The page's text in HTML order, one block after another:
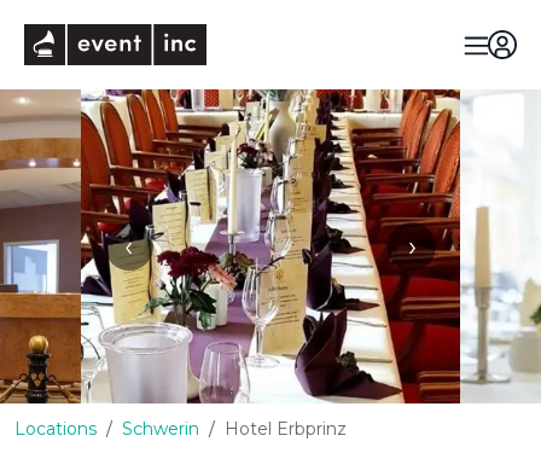
‹ ›
Locations Schwerin Hotel Erbprinz